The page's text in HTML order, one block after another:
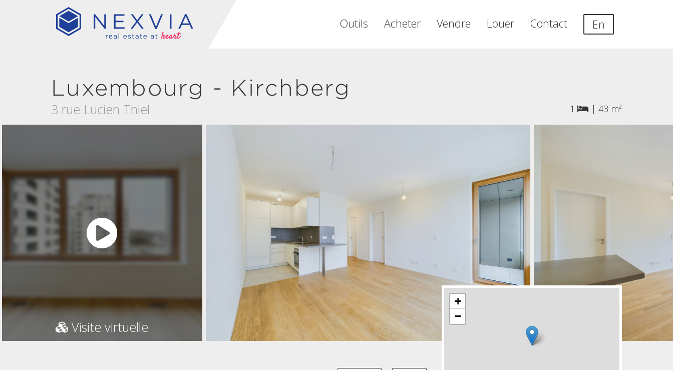
Outils Acheter Vendre Louer Contact En
Luxembourg - Kirchberg
3 rue Lucien Thiel 1 | 43 m²
Visite virtuelle
+
−